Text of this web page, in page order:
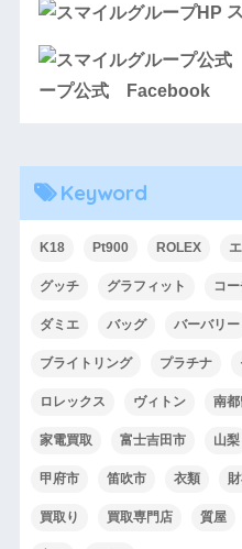
ープ公式 Facebook
Keyword
K18 Pt900 ROLEX
グッチ グラフィット コ
ダミエ バッグ バーバリー
ブライトリング プラチナ
ロレックス ヴィトン 南
家電買取 富士吉田市 山梨
甲府市 笛吹市 衣類
買取り 買取専門店 質屋